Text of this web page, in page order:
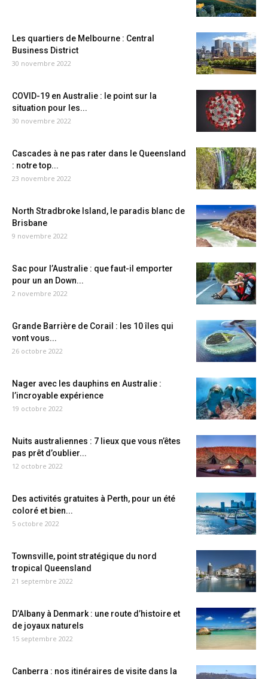
Les quartiers de Melbourne : Central
Business District
30 novembre 2022
COVID-19 en Australie : le point sur la
situation pour les...
30 novembre 2022
Cascades à ne pas rater dans le Queensland
: notre top...
23 novembre 2022
North Stradbroke Island, le paradis blanc de
Brisbane
9 novembre 2022
Sac pour l’Australie : que faut-il emporter
pour un an Down...
2 novembre 2022
Grande Barrière de Corail : les 10 îles qui
vont vous...
26 octobre 2022
Nager avec les dauphins en Australie :
l’incroyable expérience
19 octobre 2022
Nuits australiennes : 7 lieux que vous n’êtes
pas prêt d’oublier...
12 octobre 2022
Des activités gratuites à Perth, pour un été
coloré et bien...
5 octobre 2022
Townsville, point stratégique du nord
tropical Queensland
21 septembre 2022
D’Albany à Denmark : une route d’histoire et
de joyaux naturels
15 septembre 2022
Canberra : nos itinéraires de visite dans la